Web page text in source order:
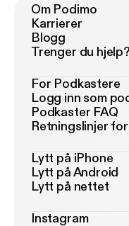
Om Podimo
Karrierer
Blogg
Trenger du hjelp?
For Podkastere
Logg inn som
Podkaster FAQ
Retningslinjer
Lytt på iPhone
Lytt på Android
Lytt på nettet
Instagram